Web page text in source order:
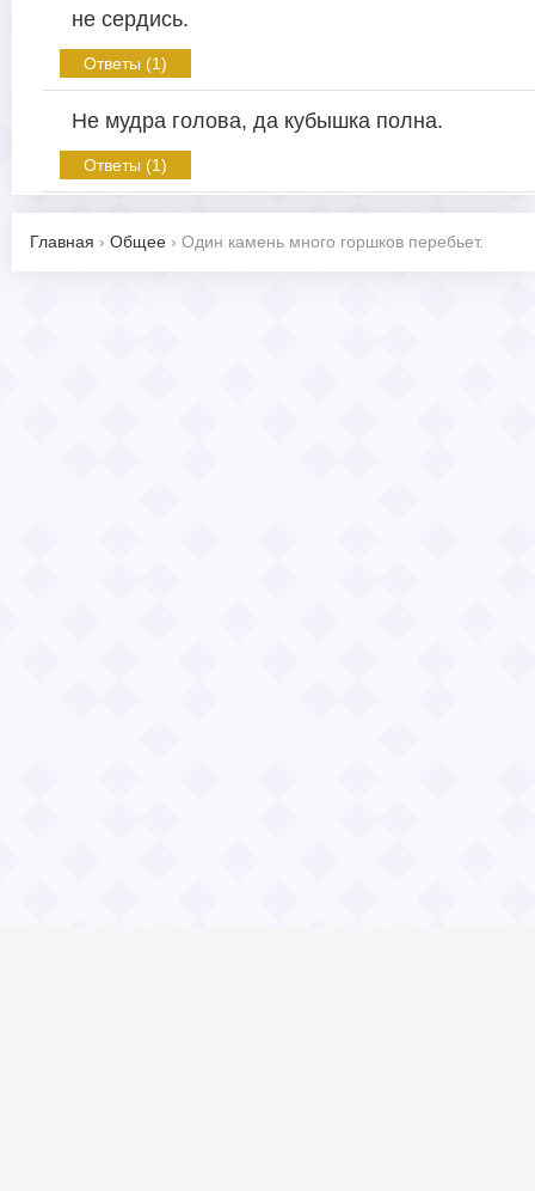
не сердись.
Ответы (1)
Не мудра голова, да кубышка полна.
Ответы (1)
Главная › Общее › Один камень много горшков перебьет.